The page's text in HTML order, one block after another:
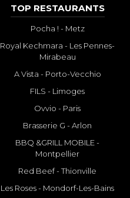
TOP RESTAURANTS
Pocha ! - Metz
Royal Kechmara - Les Pennes-
Mirabeau
A Vista - Porto-Vecchio
FILS - Limoges
Ovvio - Paris
Brasserie G - Arlon
BBQ &GRILL MOBILE -
Montpellier
Red Beef - Thionville
Les Roses - Mondorf-Les-Bains